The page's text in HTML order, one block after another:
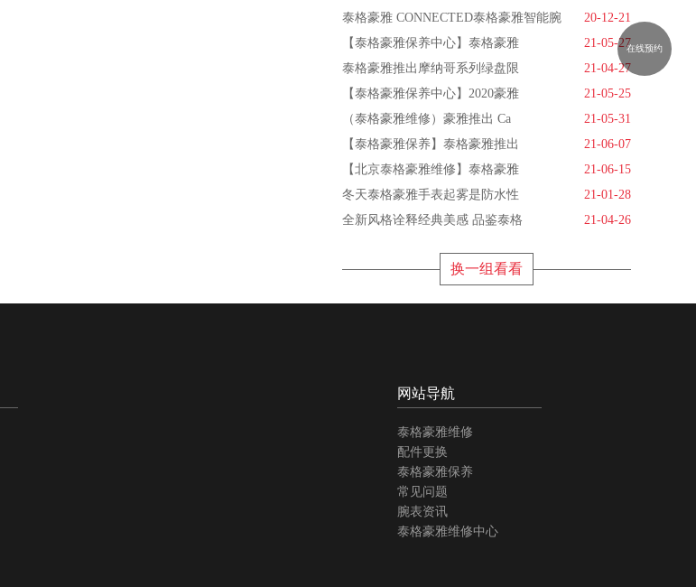
泰格豪雅 CONNECTED泰格豪雅智能腕
20-12-21
【泰格豪雅保养中心】泰格豪雅
21-05-27
泰格豪雅推出摩纳哥系列绿盘限
21-04-27
【泰格豪雅保养中心】2020豪雅
21-05-25
（泰格豪雅维修）豪雅推出 Ca
21-05-31
【泰格豪雅保养】泰格豪雅推出
21-06-07
【北京泰格豪雅维修】泰格豪雅
21-06-15
冬天泰格豪雅手表起雾是防水性
21-01-28
全新风格诠释经典美感 品鉴泰格
21-04-26
换一组看看
网站导航
泰格豪雅维修
配件更换
泰格豪雅保养
常见问题
腕表资讯
泰格豪雅维修中心
在线预约